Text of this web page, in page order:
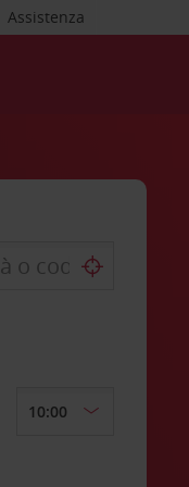
Assistenza